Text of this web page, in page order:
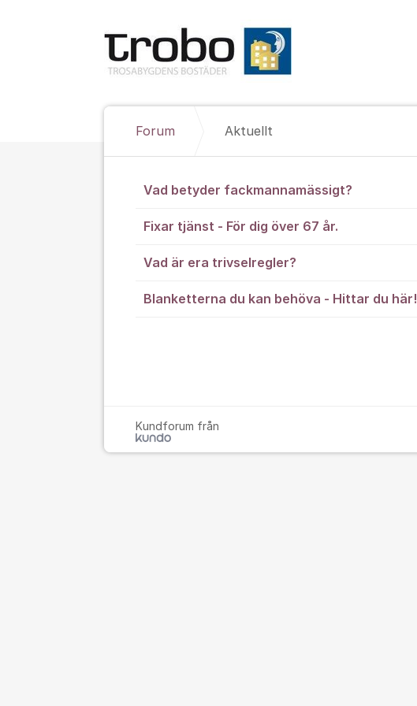
Forum Aktuellt
Aktuellt
Vad betyder fackmannamässigt?
Fixar tjänst - För dig över 67 år.
Vad är era trivselregler?
Blanketterna du kan behöva - Hittar du här!
Kundforum från